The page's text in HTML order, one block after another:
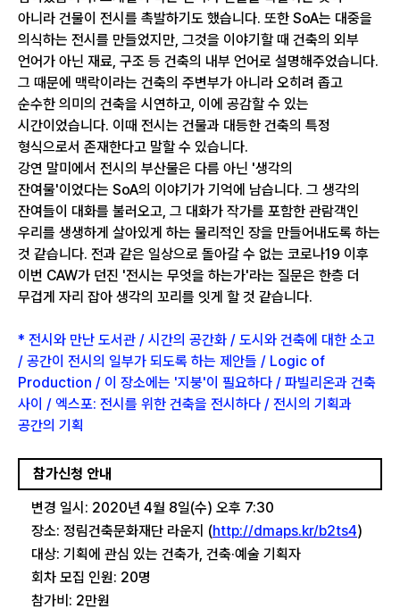
아니라 건물이 전시를 촉발하기도 했습니다. 또한 SoA는 대중을
의식하는 전시를 만들었지만, 그것을 이야기할 때 건축의 외부
언어가 아닌 재료, 구조 등 건축의 내부 언어로 설명해주었습니다.
그 때문에 맥락이라는 건축의 주변부가 아니라 오히려 좁고
순수한 의미의 건축을 시연하고, 이에 공감할 수 있는
시간이었습니다. 이때 전시는 건물과 대등한 건축의 특정
형식으로서 존재한다고 말할 수 있습니다.
강연 말미에서 전시의 부산물은 다름 아닌 '생각의
잔여물'이었다는 SoA의 이야기가 기억에 남습니다. 그 생각의
잔여들이 대화를 불러오고, 그 대화가 작가를 포함한 관람객인
우리를 생생하게 살아있게 하는 물리적인 장을 만들어내도록 하는
것 같습니다. 전과 같은 일상으로 돌아갈 수 없는 코로나19 이후
이번 CAW가 던진 '전시는 무엇을 하는가'라는 질문은 한층 더
무겁게 자리 잡아 생각의 꼬리를 잇게 할 것 같습니다.
* 전시와 만난 도서관 / 시간의 공간화 / 도시와 건축에 대한 소고
/ 공간이 전시의 일부가 되도록 하는 제안들 / Logic of
Production / 이 장소에는 '지붕'이 필요하다 / 파빌리온과 건축
사이 / 엑스포: 전시를 위한 건축을 전시하다 / 전시의 기획과
공간의 기획
참가신청 안내
변경 일시: 2020년 4월 8일(수) 오후 7:30
장소: 정림건축문화재단 라운지 (​http://dmaps.kr/b2ts4)
대상: 기획에 관심 있는 건축가, 건축·예술 기획자
회차 모집 인원: 20명
참가비: 2만원